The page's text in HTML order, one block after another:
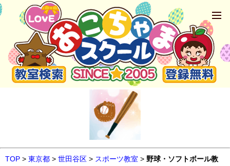
TOP > 東京都 > 世田谷区 > スポーツ教室 > 野球・ソフトボール教